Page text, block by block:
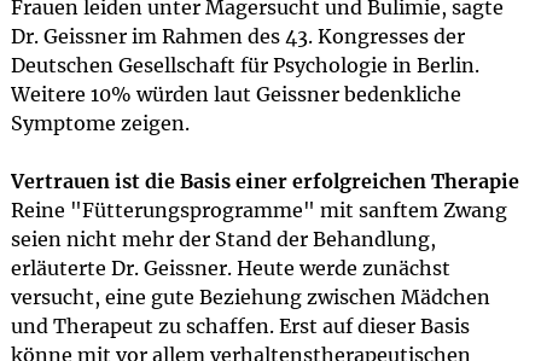
Frauen leiden unter Magersucht und Bulimie, sagte
Dr. Geissner im Rahmen des 43. Kongresses der
Deutschen Gesellschaft für Psychologie in Berlin.
Weitere 10% würden laut Geissner bedenkliche
Symptome zeigen.
Vertrauen ist die Basis einer erfolgreichen Therapie
Reine "Fütterungsprogramme" mit sanftem Zwang
seien nicht mehr der Stand der Behandlung,
erläuterte Dr. Geissner. Heute werde zunächst
versucht, eine gute Beziehung zwischen Mädchen
und Therapeut zu schaffen. Erst auf dieser Basis
könne mit vor allem verhaltenstherapeutischen